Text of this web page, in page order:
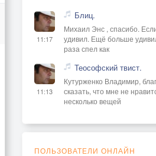
11:17
Блиц.
Михаил Энс , спасибо.
удивил. Ещё больше
раза спел как
11:13
Теософский твист.
Кутурженко Владимир,
сказать, что мне не
несколько вещей
ПОЛЬЗОВАТЕЛИ ОНЛАЙН